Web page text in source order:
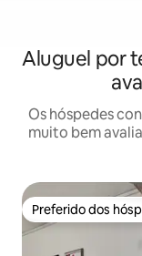
Aluguel por
Os hóspedes
muito bem
Preferido dos
Preferido dos